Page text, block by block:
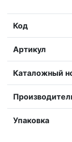
Код
Артикул
Каталожный
Упаковка